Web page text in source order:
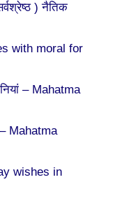
) नैतिक
with moral for
– Mahatma
– Mahatma
wishes in